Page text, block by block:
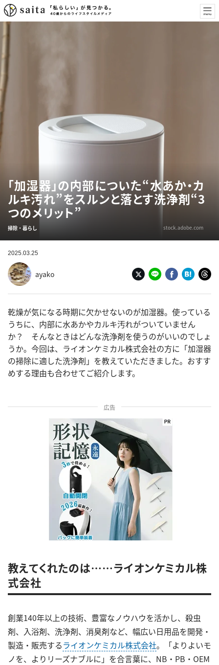
「加湿器」の内部についた“水あか・カ
ルキ汚れ”をスルンと落とす洗浄剤“3
つのメリット”
掃除・暮らし stock.adobe.com
2025.03.25
ayako
乾燥が気になる時期に欠かせないのが加湿器。使っている
うちに、内部に水あかやカルキ汚れがついていません
か？ そんなときはどんな洗浄剤を使うのがいいのでしょ
うか。今回は、ライオンケミカル株式会社の方に「加湿器
の掃除に適した洗浄剤」を教えていただきました。おすす
めする理由も合わせてご紹介します。
広告
教えてくれたのは……ライオンケミカル株
式会社
創業140年以上の技術、豊富なノウハウを活かし、殺虫
剤、入浴剤、洗浄剤、消臭剤など、幅広い日用品を開発・
製造・販売するライオンケミカル株式会社。「よりよいモ
ノを、よりリーズナブルに」を合言葉に、NB・PB・OEM